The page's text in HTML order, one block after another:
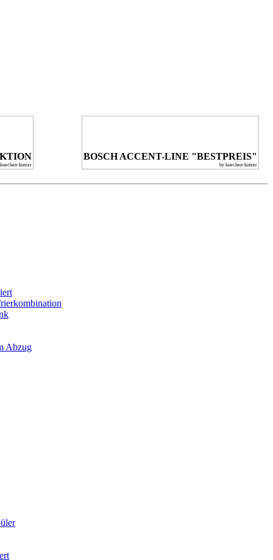
kutzer
BOSCH ACCENT-LINE "BESTPREIS"
by kuechen-kutzer
Abzug